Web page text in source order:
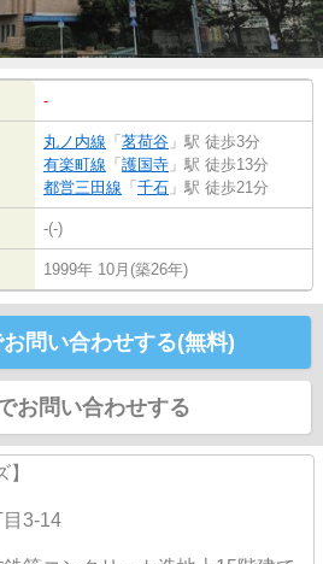
-
丸ノ内線 「 茗荷谷 」駅 徒歩3分
有楽町線 「 護国寺 」駅 徒歩13分
都営三田線 「 千石 」駅 徒歩21分
-(-)
1999年 10月(築26年)
問い合わせする(無料)
お問い合わせする
3-14